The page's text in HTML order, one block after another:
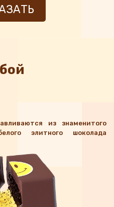
из знаменитого
элитного шоколада